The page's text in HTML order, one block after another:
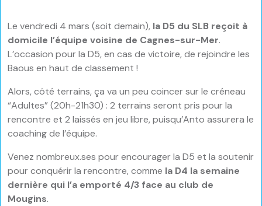
Le vendredi 4 mars (soit demain), la D5 du SLB reçoit à
domicile l’équipe voisine de Cagnes-sur-Mer.
L’occasion pour la D5, en cas de victoire, de rejoindre les
Baous en haut de classement !
Alors, côté terrains, ça va un peu coincer sur le créneau
“Adultes” (20h-21h30) : 2 terrains seront pris pour la
rencontre et 2 laissés en jeu libre, puisqu’Anto assurera le
coaching de l’équipe.
Venez nombreux.ses pour encourager la D5 et la soutenir
pour conquérir la rencontre, comme la D4 la semaine
dernière qui l’a emporté 4/3 face au club de
Mougins.